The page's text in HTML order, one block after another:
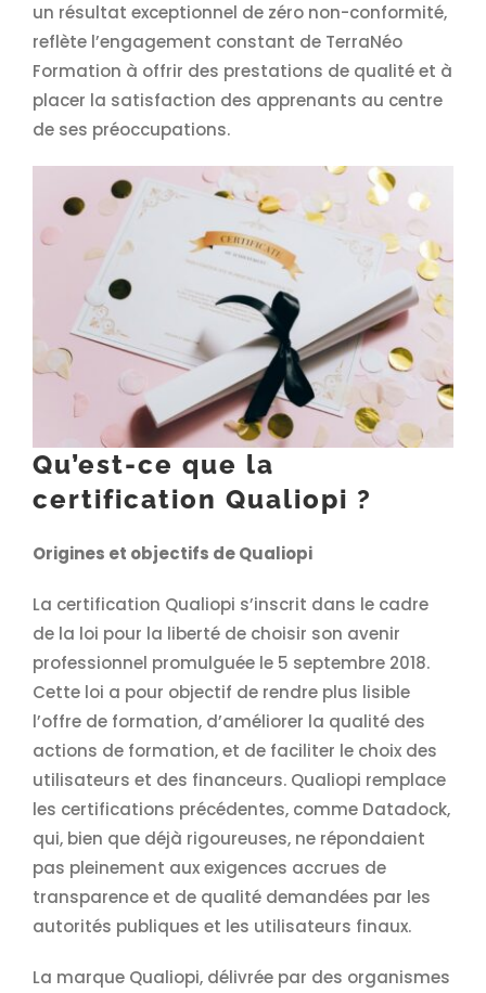
un résultat exceptionnel de zéro non-conformité,
reflète l’engagement constant de TerraNéo
Formation à offrir des prestations de qualité et à
placer la satisfaction des apprenants au centre
de ses préoccupations.
Qu’est-ce que la
certification Qualiopi ?
Origines et objectifs de Qualiopi
La certification Qualiopi s’inscrit dans le cadre
de la loi pour la liberté de choisir son avenir
professionnel promulguée le 5 septembre 2018.
Cette loi a pour objectif de rendre plus lisible
l’offre de formation, d’améliorer la qualité des
actions de formation, et de faciliter le choix des
utilisateurs et des financeurs. Qualiopi remplace
les certifications précédentes, comme Datadock,
qui, bien que déjà rigoureuses, ne répondaient
pas pleinement aux exigences accrues de
transparence et de qualité demandées par les
autorités publiques et les utilisateurs finaux.
La marque Qualiopi, délivrée par des organismes